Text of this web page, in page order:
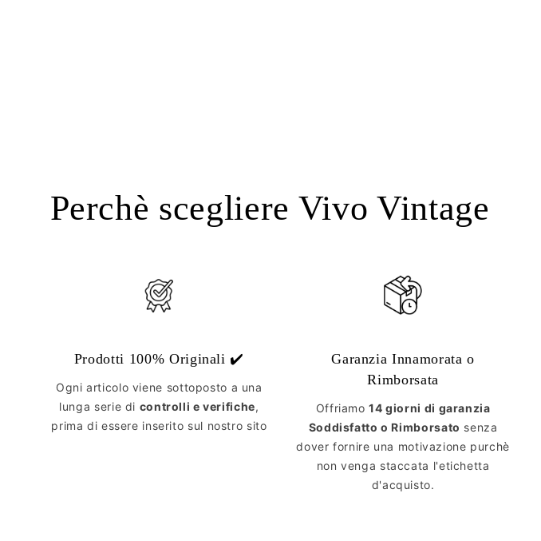
Perchè scegliere Vivo Vintage
Prodotti 100% Originali ✔️
Ogni articolo viene sottoposto a una
lunga serie di controlli e verifiche,
prima di essere inserito sul nostro sito
Garanzia Innamorata o
Rimborsata
Offriamo14 giorni di garanzia
Soddisfatto o Rimborsato senza
dover fornire una motivazione purchè
non venga staccata l'etichetta
d'acquisto.